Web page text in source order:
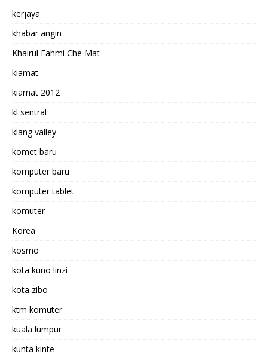
kerjaya
khabar angin
Khairul Fahmi Che Mat
kiamat
kiamat 2012
kl sentral
klang valley
komet baru
komputer baru
komputer tablet
komuter
Korea
kosmo
kota kuno linzi
kota zibo
ktm komuter
kuala lumpur
kunta kinte